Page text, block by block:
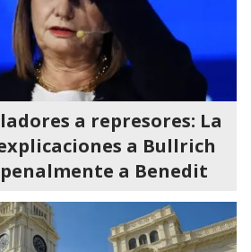
a represores: La
a Bullrich
a Benedit